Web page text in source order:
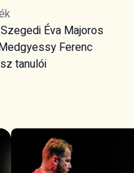
Éva Majoros
Ferenc
tanulói